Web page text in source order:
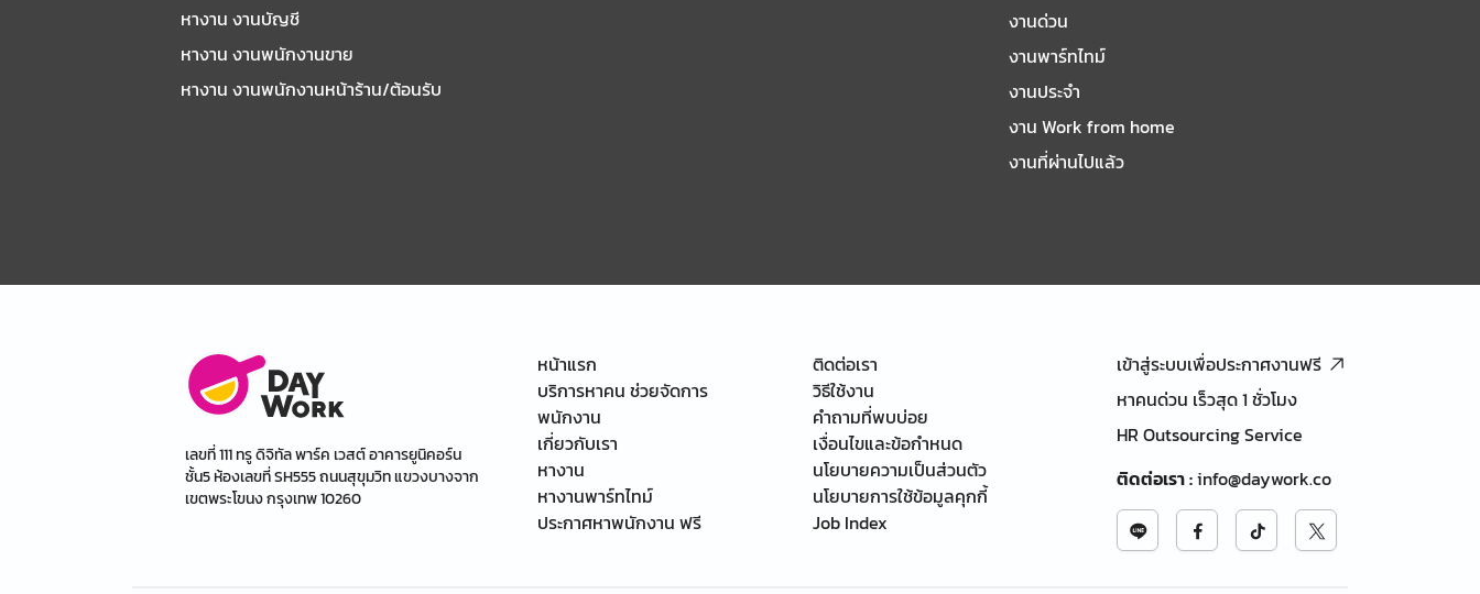
หางาน งานบัญชี
หางาน งานพนักงานขาย
หางาน งานพนักงานหน้าร้าน/ต้อนรับ
งานด่วน
งานพาร์ทไทม์
งานประจำ
งาน Work from home
งานที่ผ่านไปแล้ว
เลขที่ 111 ทรู ดิจิทัล พาร์ค เวสต์ อาคารยูนิคอร์น
ชั้น5 ห้องเลขที่ SH555 ถนนสุขุมวิท แขวงบางจาก
เขตพระโขนง กรุงเทพ 10260
หน้าแรก
บริการหาคน ช่วยจัดการ
พนักงาน
เกี่ยวกับเรา
หางาน
หางานพาร์ทไทม์
ประกาศหาพนักงาน ฟรี
ติดต่อเรา
วิธีใช้งาน
คำถามที่พบบ่อย
เงื่อนไขและข้อกำหนด
นโยบายความเป็นส่วนตัว
นโยบายการใช้ข้อมูลคุกกี้
Job Index
เข้าสู่ระบบเพื่อประกาศงานฟรี
หาคนด่วน เร็วสุด 1 ชั่วโมง
HR Outsourcing Service
ติดต่อเรา:info@daywork.co